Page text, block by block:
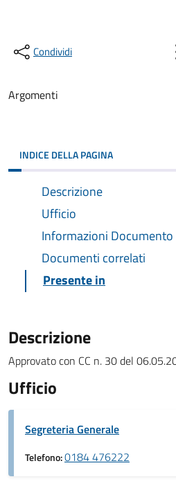
Condividi
Argomenti
INDICE DELLA PAGINA
Descrizione
Ufficio
Informazioni Documento
Documenti correlati
Presente in
Descrizione
Approvato con CC n. 30 del
Ufficio
Segreteria Generale
Telefono:0184 476222